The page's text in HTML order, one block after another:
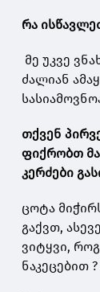
რა
მე უკვე
ძალიან
თქვენ
ფიქრობთ
კერძები
ცოტა
გაქვთ,
ვიტყვი,
ნაკეცებით ?